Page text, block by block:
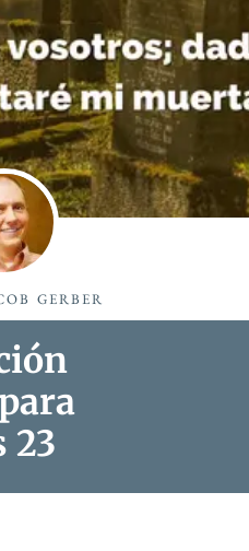
GERBER
23